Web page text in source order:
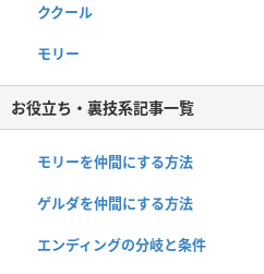
ククール
モリー
お役立ち・裏技系記事一覧
モリーを仲間にする方法
ゲルダを仲間にする方法
エンディングの分岐と条件